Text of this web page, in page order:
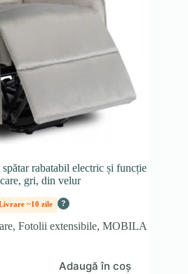
rabatabil electric și funcție
gri, din velur
~10 zile ?
,Fotolii extensibile,MOBILA
Adaugă în coș